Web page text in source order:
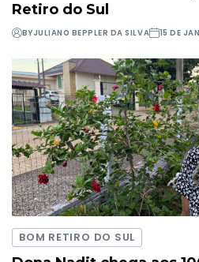
Retiro do Sul
BYJULIANO BEPPLER DA SILVA 15 DE
BOM RETIRO DO SUL